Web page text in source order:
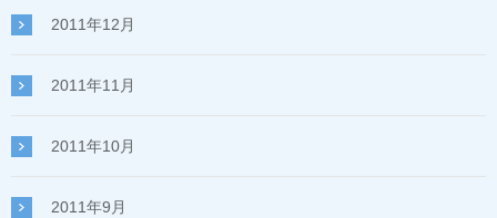
2011年12月
2011年11月
2011年10月
2011年9月